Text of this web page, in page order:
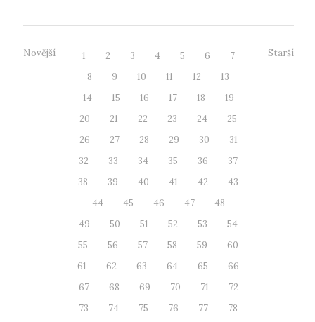
Novější 1 2 3 4 5 6
7
8
9 10 11 12
13
14
15 16 17 18
19
20
21 22 23 24
25
26
27 28 29 30
31
32
33 34 35 36
37
38
39 40 41 42
43
44
45 46 47
48
49
50 51 52 53
54
55
56 57 58 59
60
61
62 63 64 65
66
67
68 69 70 71
72
73
74 75 76 77
78
Starší